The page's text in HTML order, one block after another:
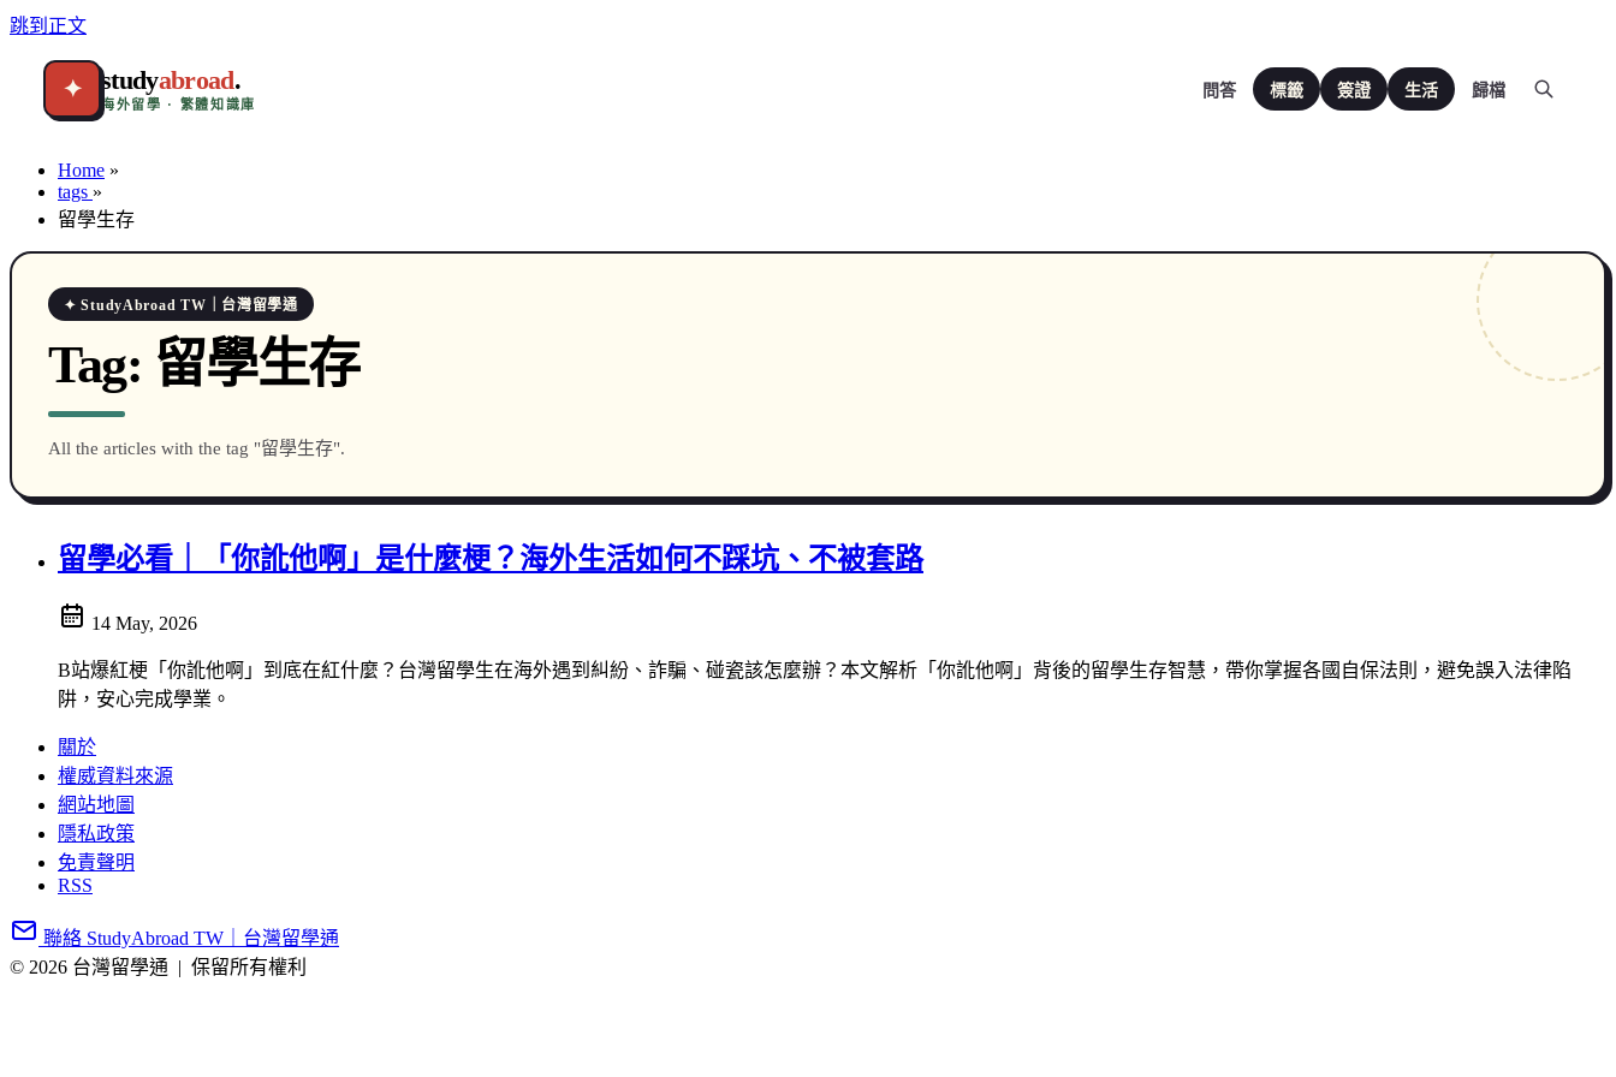
跳到正文
✦ studyabroad.
海外留學 · 繁體知識庫
問答 標籤 簽證 生活 歸檔
Home »
tags »
留學生存
✦ StudyAbroad TW｜台灣留學通
Tag: 留學生存
All the articles with the tag "留學生存".
留學必看｜「你訛他啊」是什麼梗？海外生活如何不踩坑、不被套路
14 May, 2026
B站爆紅梗「你訛他啊」到底在紅什麼？台灣留學生在海外遇到糾紛、詐騙、碰瓷該怎麼辦？本文解析「你訛他啊」背後的留學生存智慧，帶你掌握各國自保法則，避免誤入法律陷
阱，安心完成學業。
關於
權威資料來源
網站地圖
隱私政策
免責聲明
RSS
聯絡 StudyAbroad TW｜台灣留學通
© 2026 台灣留學通 | 保留所有權利